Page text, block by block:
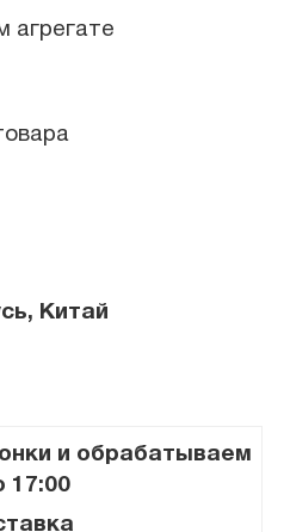
агрегате
Китай
и обрабатываем
17:00